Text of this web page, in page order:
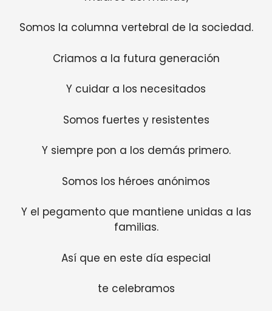
Somos la columna vertebral de la sociedad.
Criamos a la futura generación
Y cuidar a los necesitados
Somos fuertes y resistentes
Y siempre pon a los demás primero.
Somos los héroes anónimos
Y el pegamento que mantiene unidas a las
familias.
Así que en este día especial
te celebramos